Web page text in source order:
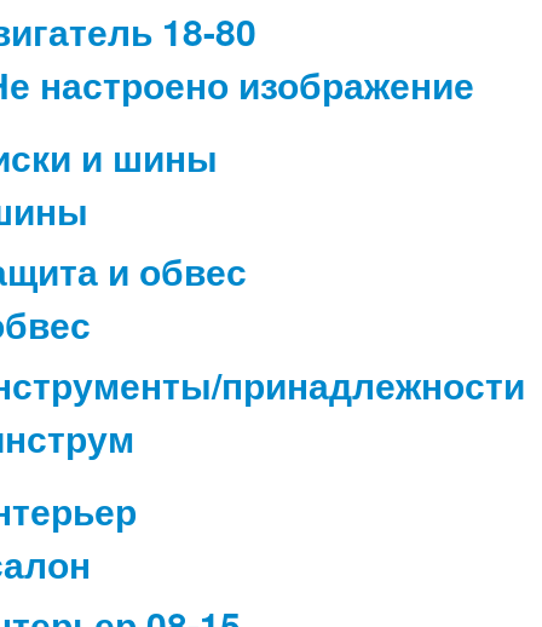
18-80
и шины
и обвес
принадлежности